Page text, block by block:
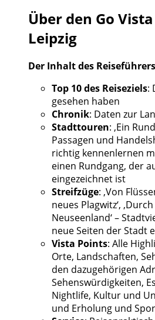
Über den Go
Leipzig
Der Inhalt des
Top 10 des Reiseziels:
gesehen haben
Chronik: Daten zur
Stadttouren: ‚Ein
Passagen und
richtig kennenlernen
einen Rundgang, der
eingezeichnet ist
Streifzüge: ‚Von
neues Plagwitz‘,
Neuseenland‘ –
neue Seiten der Stadt
Vista Points: Alle
Orte, Landschaften,
den dazugehörigen
Sehenswürdigkeiten,
Nightlife, Kultur und
und Erholung und